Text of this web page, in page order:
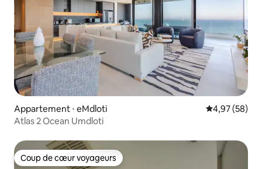
Appartement ⋅ eMdloti Évaluation
4,97 (58)
Atlas 2 Ocean Umdloti
Coup de cœur voyageurs
Coup de cœur voyageurs